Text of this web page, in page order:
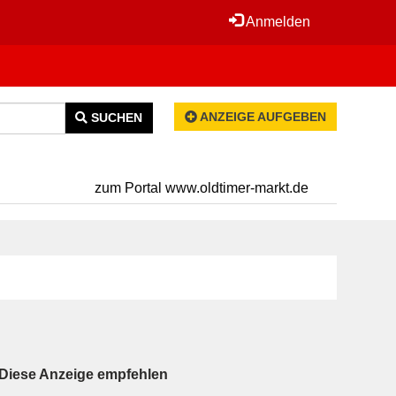
Anmelden
SUCHEN ANZEIGE AUFGEBEN
zum Portal www.oldtimer-markt.de
Anzeige empfehlen